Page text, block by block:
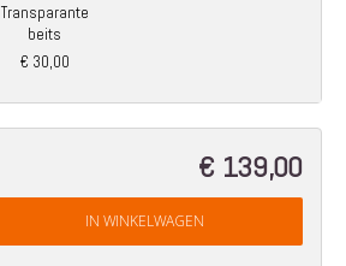
Transparante
beits
€ 30,00
€ 139,00
IN WINKELWAGEN